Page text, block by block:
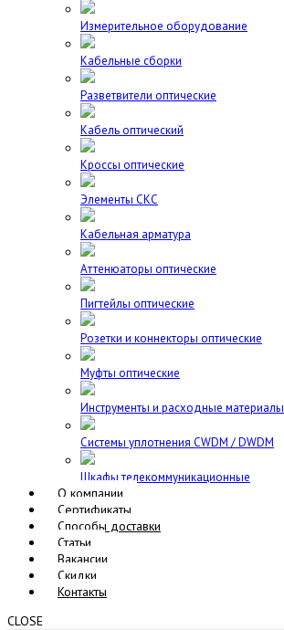
Измерительное оборудование
Кабельные сборки
Разветвители оптические
Кабель оптический
Кроссы оптические
Элементы СКС
Кабельная арматура
Аттенюаторы оптические
Пигтейлы оптические
Розетки и коннекторы оптические
Муфты оптические
Инструменты и расходные материалы
Cистемы уплотнения CWDM / DWDM
Шкафы телекоммуникационные
О компании
Сертификаты
Способы доставки
Статьи
Вакансии
Скидки
Контакты
CLOSE